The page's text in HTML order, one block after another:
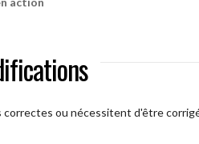
ou nécessitent d'être